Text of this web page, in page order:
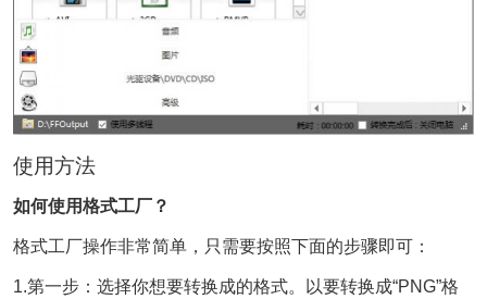
使用方法
如何使用格式工厂？
格式工厂操作非常简单，只需要按照下面的步骤即可：
1.第一步：选择你想要转换成的格式。以要转换成“PNG”格